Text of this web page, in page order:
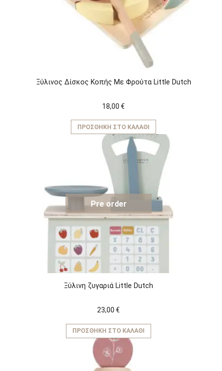
Ξύλινος Δίσκος Κοπής Με Φρούτα Little Dutch
18,00 €
ΠΡΟΣΘΉΚΗ ΣΤΟ ΚΑΛΆΘΙ
Pre order
Ξύλινη ζυγαριά Little Dutch
23,00 €
ΠΡΟΣΘΉΚΗ ΣΤΟ ΚΑΛΆΘΙ